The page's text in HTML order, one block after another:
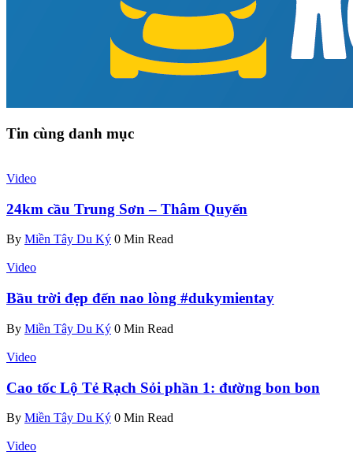
Tin cùng danh mục
Video
24km cầu Trung Sơn – Thâm Quyến
By Miền Tây Du Ký 0 Min Read
Video
Bầu trời đẹp đến nao lòng #dukymientay
By Miền Tây Du Ký 0 Min Read
Video
Cao tốc Lộ Tẻ Rạch Sỏi phần 1: đường bon bon
By Miền Tây Du Ký 0 Min Read
Video